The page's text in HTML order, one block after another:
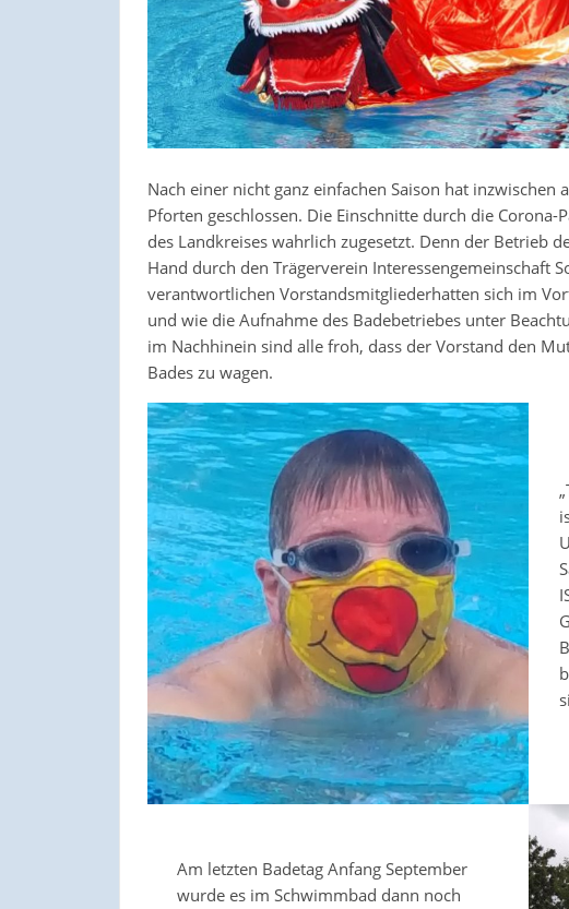
Nach einer nicht ganz einfachen Saison hat inzwischen
Pforten geschlossen. Die Einschnitte durch die
des Landkreises wahrlich zugesetzt. Denn der Betrieb
Hand durch den Trägerverein Interessengemeinschaft
verantwortlichen Vorstandsmitgliederhatten sich im
und wie die Aufnahme des Badebetriebes unter
im Nachhinein sind alle froh, dass der Vorstand den
Bades zu wagen.
Am letzten Badetag Anfang September
wurde es im Schwimmbad dann noch